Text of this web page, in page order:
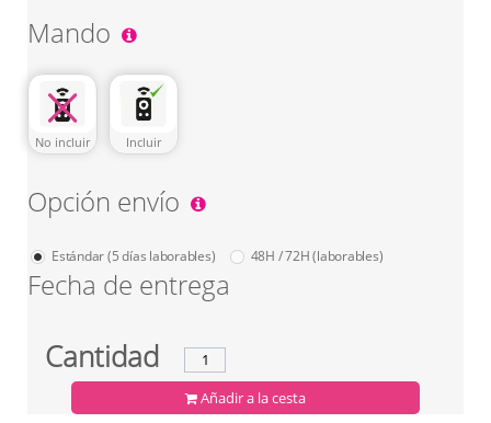
Mando
No incluir Incluir
Opción envío
Estándar (5 días laborables) 48H / 72H (laborables)
Fecha de entrega
Cantidad
Añadir a la cesta